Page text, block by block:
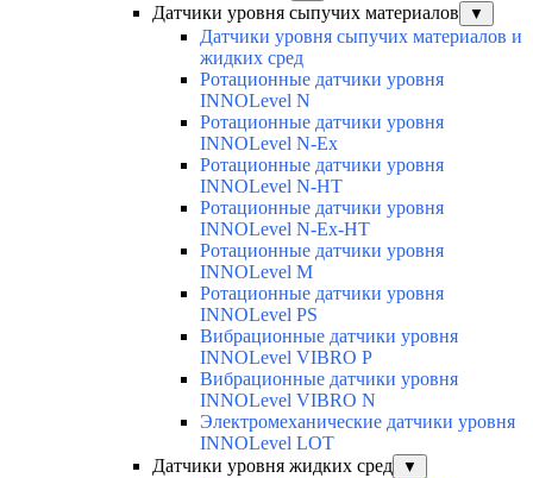
Датчики уровня сыпучих материалов ▼
Датчики уровня сыпучих материалов и
жидких сред
Ротационные датчики уровня
INNOLevel N
Ротационные датчики уровня
INNOLevel N-Ex
Ротационные датчики уровня
INNOLevel N-HT
Ротационные датчики уровня
INNOLevel N-Ex-HT
Ротационные датчики уровня
INNOLevel M
Ротационные датчики уровня
INNOLevel PS
Вибрационные датчики уровня
INNOLevel VIBRO P
Вибрационные датчики уровня
INNOLevel VIBRO N
Электромеханические датчики уровня
INNOLevel LOT
Датчики уровня жидких сред
▼